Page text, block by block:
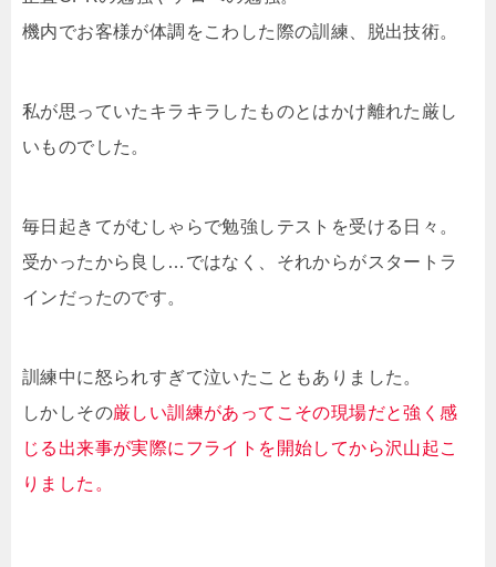
機内でお客様が体調をこわした際の訓練、脱出技術。
私が思っていたキラキラしたものとはかけ離れた厳し
いものでした。
毎日起きてがむしゃらで勉強しテストを受ける日々。
受かったから良し…ではなく、それからがスタートラ
インだったのです。
訓練中に怒られすぎて泣いたこともありました。
しかしその厳しい訓練があってこその現場だと強く感
じる出来事が実際にフライトを開始してから沢山起こ
りました。